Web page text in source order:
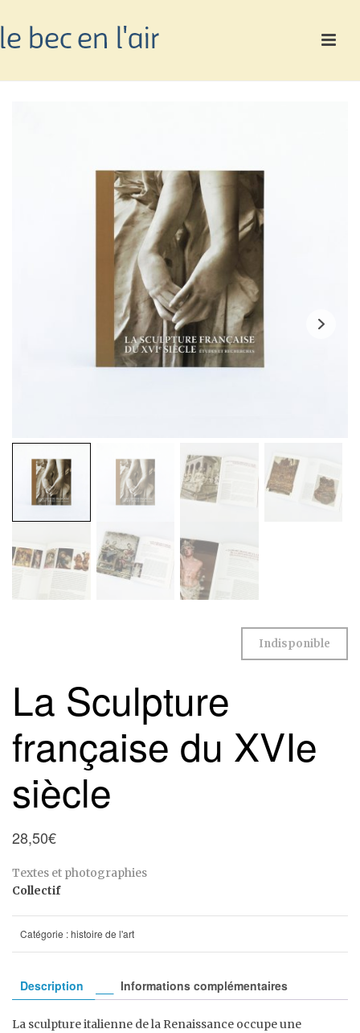
Indisponible
La Sculpture
française du XVIe
siècle
28,50€
Textes et photographies
Collectif
Catégorie :histoire de l'art
Description Informations complémentaires
La sculpture italienne de la Renaissance occupe une